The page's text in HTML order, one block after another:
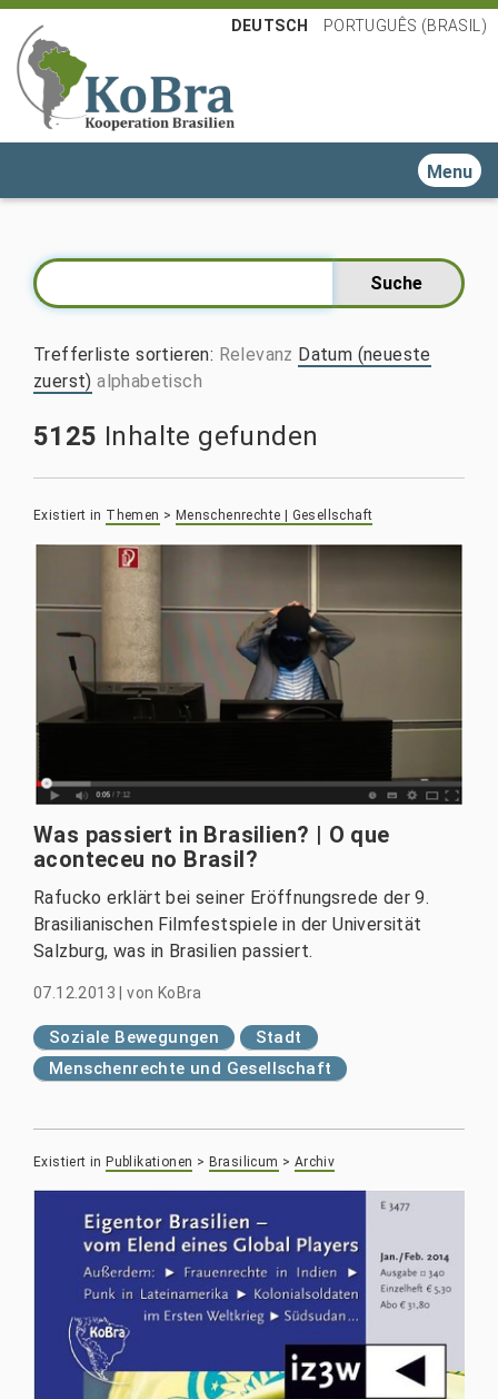
DEUTSCH PORTUGUÊS (BRASIL)
Toggle
Trefferliste sortieren: Relevanz Datum (neueste
zuerst) alphabetisch
5125 Inhalte gefunden
Existiert in Themen > Menschenrechte | Gesellschaft
Was passiert in Brasilien? | O que
aconteceu no Brasil?
Rafucko erklärt bei seiner Eröffnungsrede der 9.
Brasilianischen Filmfestspiele in der Universität
Salzburg, was in Brasilien passiert.
07.12.2013 |von KoBra
Soziale Bewegungen
Stadt
Menschenrechte und Gesellschaft
Existiert in Publikationen > Brasilicum > Archiv